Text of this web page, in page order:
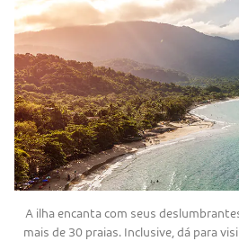
A ilha encanta com seus
mais de 30 praias. Inclusive, dá para